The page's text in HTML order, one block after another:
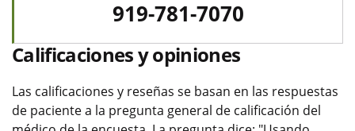
919-781-7070
Calificaciones y opiniones
Las calificaciones y reseñas se basan en las respuestas
de paciente a la pregunta general de calificación del